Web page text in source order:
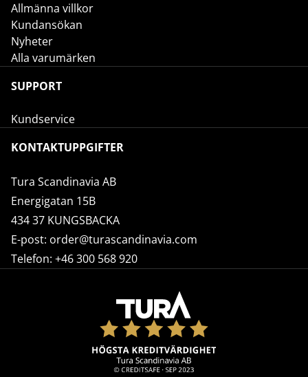
Allmänna villkor
Kundansökan
Nyheter
Alla varumärken
SUPPORT
Kundservice
KONTAKTUPPGIFTER
Tura Scandinavia AB
Energigatan 15B
434 37 KUNGSBACKA
E-post: order@turascandinavia.com
Telefon: +46 300 568 920